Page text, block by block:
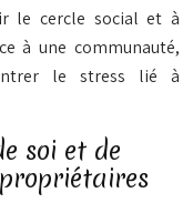
le cercle social et à
à une communauté,
le stress lié à
soi et de